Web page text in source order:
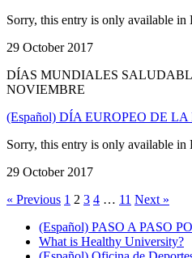
Sorry, this entry is only available in
29 October 2017
DÍAS MUNDIALES
NOVIEMBRE
(Español) DÍA EUROPEO DE
Sorry, this entry is only available in
29 October 2017
« Previous 1 2 3 4 … 11 Next »
(Español) PASO A PASO
What is Healthy University?